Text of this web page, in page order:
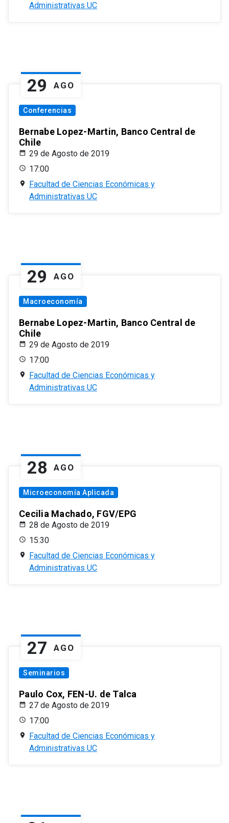
Administrativas UC
29 AGO
Conferencias
Bernabe Lopez-Martin, Banco Central de
Chile
29 de Agosto de 2019
17:00
Facultad de Ciencias Económicas y
Administrativas UC
29 AGO
Macroeconomía
Bernabe Lopez-Martin, Banco Central de
Chile
29 de Agosto de 2019
17:00
Facultad de Ciencias Económicas y
Administrativas UC
28 AGO
Microeconomía Aplicada
Cecilia Machado, FGV/EPG
28 de Agosto de 2019
15:30
Facultad de Ciencias Económicas y
Administrativas UC
27 AGO
Seminarios
Paulo Cox, FEN-U. de Talca
27 de Agosto de 2019
17:00
Facultad de Ciencias Económicas y
Administrativas UC